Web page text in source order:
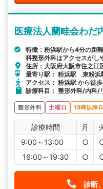
医療法人蘭畦会わだ
特徴：粉浜駅から4分の距
科整形外科はアクセスがし
住所：大阪府大阪市住之
最寄り駅： 粉浜駅 東粉
アクセス： 粉浜駅 から徒
診療科目： 整形外科/内科/
整形外科 土曜日 18時以降
診療時間 月
9:00～13:00
○
16:00～19:30
○
診断